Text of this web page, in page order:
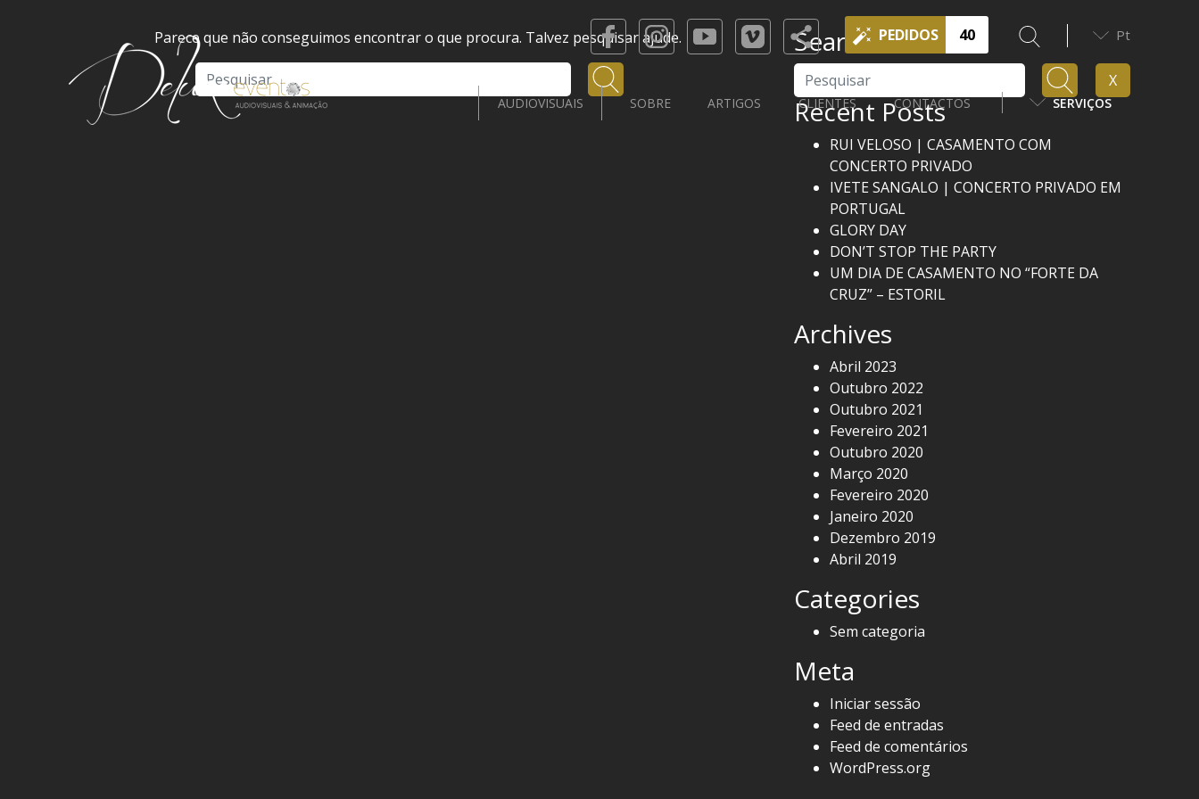
PEDIDOS 40 Pt
AUDIOVISUAIS SOBRE ARTIGOS CLIENTES CONTACTOS SERVIÇOS
Parece que não conseguimos encontrar o que procura. Talvez pesquisar ajude.
Search
Pesquisar X
Recent Posts
RUI VELOSO | CASAMENTO COM
CONCERTO PRIVADO
IVETE SANGALO | CONCERTO PRIVADO EM
PORTUGAL
GLORY DAY
DON’T STOP THE PARTY
UM DIA DE CASAMENTO NO “FORTE DA
CRUZ” – ESTORIL
Archives
Abril 2023
Outubro 2022
Outubro 2021
Fevereiro 2021
Outubro 2020
Março 2020
Fevereiro 2020
Janeiro 2020
Dezembro 2019
Abril 2019
Categories
Sem categoria
Meta
Iniciar sessão
Feed de entradas
Feed de comentários
WordPress.org